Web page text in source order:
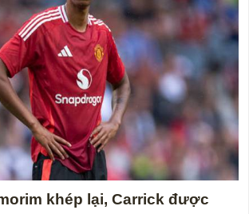
khép lại, Carrick được